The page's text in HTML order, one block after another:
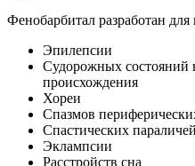
Фенобарбитал разработан
Эпилепсии
Судорожных состояний
происхождения
Хореи
Спазмов
Спастических параличей
Эклампсии
Расстройств сна